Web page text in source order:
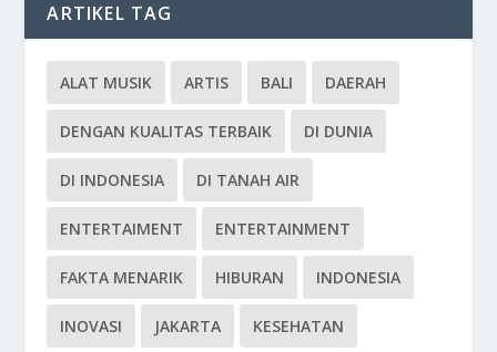
ARTIKEL TAG
ALAT MUSIK ARTIS BALI DAERAH
DENGAN KUALITAS TERBAIK DI DUNIA
DI INDONESIA DI TANAH AIR
ENTERTAIMENT ENTERTAINMENT
FAKTA MENARIK HIBURAN INDONESIA
INOVASI JAKARTA KESEHATAN